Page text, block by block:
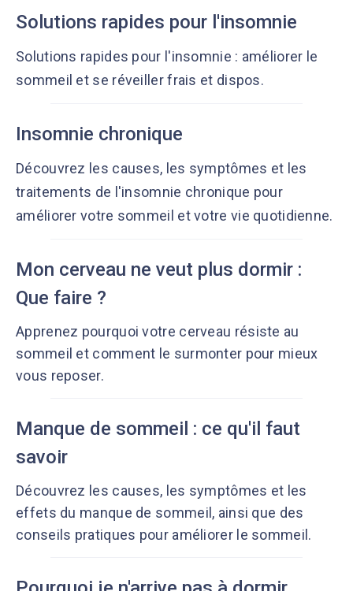
Solutions rapides pour l'insomnie
Solutions rapides pour l'insomnie : améliorer le
sommeil et se réveiller frais et dispos.
Insomnie chronique
Découvrez les causes, les symptômes et les
traitements de l'insomnie chronique pour
améliorer votre sommeil et votre vie quotidienne.
Mon cerveau ne veut plus dormir :
Que faire ?
Apprenez pourquoi votre cerveau résiste au
sommeil et comment le surmonter pour mieux
vous reposer.
Manque de sommeil : ce qu'il faut
savoir
Découvrez les causes, les symptômes et les
effets du manque de sommeil, ainsi que des
conseils pratiques pour améliorer le sommeil.